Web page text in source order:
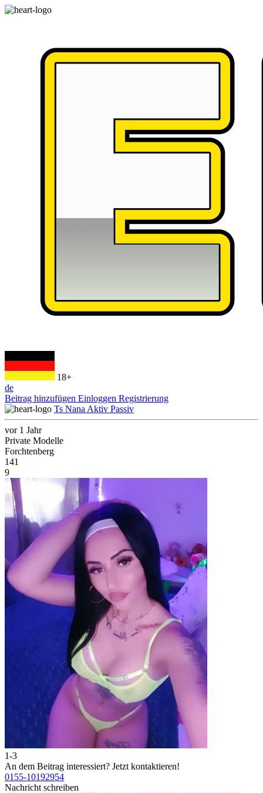
18+
de
Beitrag hinzufügen Einloggen Registrierung
Ts Nana Aktiv Passiv
vor 1 Jahr
Private Modelle
Forchtenberg
141
9
1-3
An dem Beitrag interessiert? Jetzt kontaktieren!
0155-10192954
Nachricht schreiben